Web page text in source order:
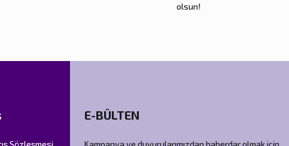
olsun!
Sözleşmesi
E-BÜLTEN
Kampanya ve duyurularımızdan haberdar olmak için